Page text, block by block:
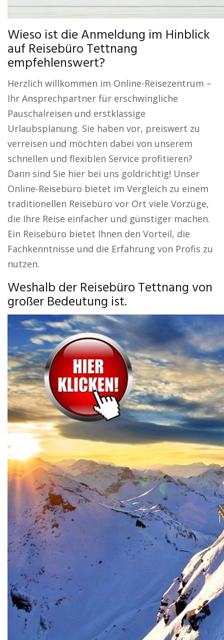
Wieso ist die Anmeldung im Hinblick
auf Reisebüro Tettnang
empfehlenswert?
Herzlich willkommen im Online-Reisezentrum –
Ihr Ansprechpartner für erschwingliche
Pauschalreisen und erstklassige
Urlaubsplanung. Sie haben vor, preiswert zu
verreisen und möchten dabei von unserem
schnellen und flexiblen Service profitieren?
Dann sind Sie hier bei uns goldrichtig! Unser
Online-Reisebüro bietet im Vergleich zu einem
traditionellen Reisebüro vor Ort viele Vorzüge,
die Ihre Reise einfacher und günstiger machen.
Ein Reisebüro bietet Ihnen den Vorteil, die
Fachkenntnisse und die Erfahrung von Profis zu
nutzen.
Weshalb der Reisebüro Tettnang von
großer Bedeutung ist.